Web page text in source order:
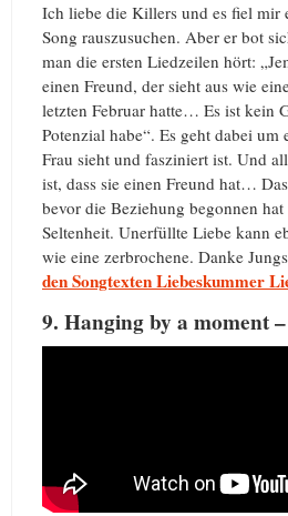
Ich liebe die Killers und es fiel mir
Song rauszusuchen. Aber er bot
man die ersten Liedzeilen hört:
einen Freund, der sieht aus wie
letzten Februar hatte… Es ist kein
Potenzial habe“. Es geht dabei
Frau sieht und fasziniert ist. Und
ist, dass sie einen Freund hat…
bevor die Beziehung begonnen
Seltenheit. Unerfüllte Liebe kann
wie eine zerbrochene. Danke
den Songtexten Liebeskummer
9. Hanging by a moment